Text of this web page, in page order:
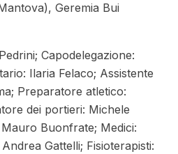
Geremia Bui
Capodelegazione:
Ilaria Felaco; Assistente
Preparatore atletico:
dei portieri: Michele
Buonfrate; Medici:
Gattelli; Fisioterapisti: